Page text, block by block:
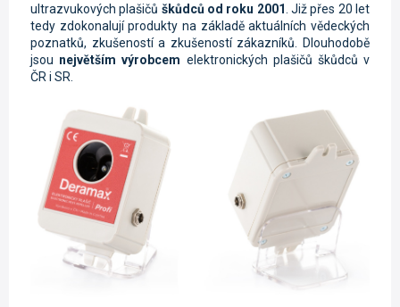
ultrazvukových plašičů škůdců od roku 2001 . Již přes 20 let
tedy zdokonalují produkty na základě aktuálních vědeckých
poznatků, zkušeností a zkušeností zákazníků. Dlouhodobě
jsou největším výrobcem elektronických plašičů škůdců v
ČR i SR.